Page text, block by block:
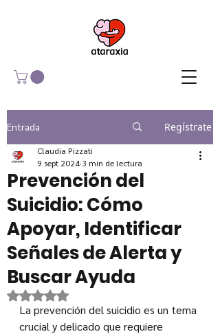
Entrada Regístrate
Prevención del
Suicidio: Cómo
Apoyar, Identificar
Señales de Alerta y
Buscar Ayuda
Claudia Pizzati
9 sept 2024 3 min de lectura
Obtuvo NaN de 5 estrellas.
La prevención del suicidio es un tema
crucial y delicado que requiere